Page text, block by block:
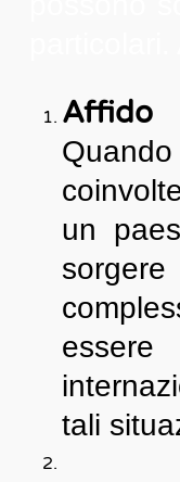
Affido
un
essere
tali